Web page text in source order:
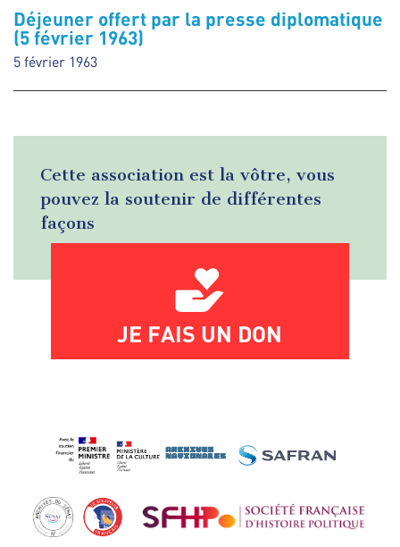
Déjeuner offert par la presse diplomatique
(5 février 1963)
5 février 1963
Cette association est la vôtre, vous
pouvez la soutenir de différentes
façons
JE FAIS UN DON